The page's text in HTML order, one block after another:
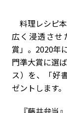
料理レシピ
広く浸透させ
賞」。2020年
門準大賞に選
ス）を、「好
ゼントします。